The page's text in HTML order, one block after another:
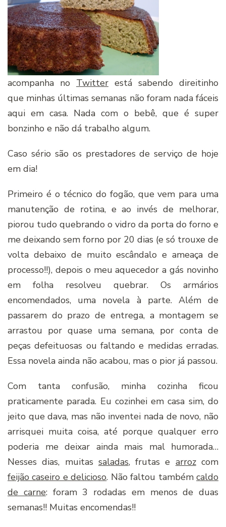
acompanha no Twitter está sabendo direitinho
que minhas últimas semanas não foram nada fáceis
aqui em casa. Nada com o bebê, que é super
bonzinho e não dá trabalho algum.
Caso sério são os prestadores de serviço de hoje
em dia!
Primeiro é o técnico do fogão, que vem para uma
manutenção de rotina, e ao invés de melhorar,
piorou tudo quebrando o vidro da porta do forno e
me deixando sem forno por 20 dias (e só trouxe de
volta debaixo de muito escândalo e ameaça de
processo!!), depois o meu aquecedor a gás novinho
em folha resolveu quebrar. Os armários
encomendados, uma novela à parte. Além de
passarem do prazo de entrega, a montagem se
arrastou por quase uma semana, por conta de
peças defeituosas ou faltando e medidas erradas.
Essa novela ainda não acabou, mas o pior já passou.
Com tanta confusão, minha cozinha ficou
praticamente parada. Eu cozinhei em casa sim, do
jeito que dava, mas não inventei nada de novo, não
arrisquei muita coisa, até porque qualquer erro
poderia me deixar ainda mais mal humorada…
Nesses dias, muitas saladas, frutas e arrozcom
feijão caseiro e delicioso. Não faltou tambémcaldo
de carne: foram 3 rodadas em menos de duas
semanas!! Muitas encomendas!!